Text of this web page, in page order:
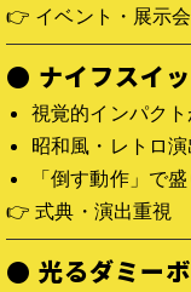
👉 イベント・展示
● ナイフスイ
視覚的インパク
昭和風・レトロ
「倒す動作」で
👉 式典・演出重視
● 光るダミー